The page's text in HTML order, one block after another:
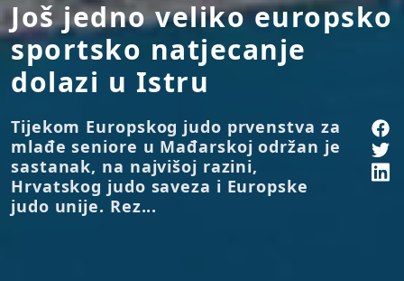
Još jedno veliko europsko
sportsko natjecanje
dolazi u Istru
Tijekom Europskog judo prvenstva za
mlađe seniore u Mađarskoj održan je
sastanak, na najvišoj razini,
Hrvatskog judo saveza i Europske
judo unije. Rez...